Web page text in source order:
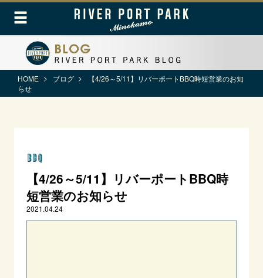
HOME ブログ
【4/26～5/11】リバーポートBBQ時短営業のお知
らせ
BBQ
【4/26～5/11】リバーポートBBQ時
短営業のお知らせ
2021.04.24